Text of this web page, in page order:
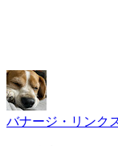
バナージ・リンク